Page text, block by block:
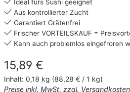
Ideal fürs Sushi geeignet
Aus kontrollierter Zucht
Garantiert Grätenfrei
Frischer VORTEILSKAUF =
Kann auch problemlos eingefroren
Regulärer Preis:
15,89 €
Inhalt: 0,18 kg (88,28 € / 1 kg)
Preise inkl. MwSt. zzgl. Versandkosten